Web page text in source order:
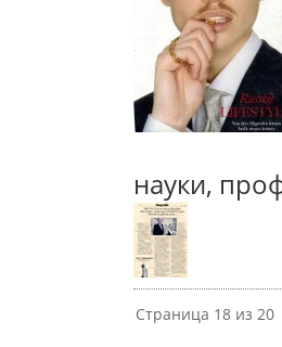
науки,
Страница 18 из 20